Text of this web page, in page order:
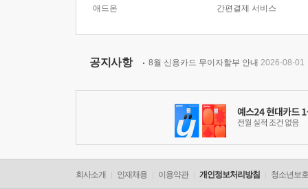
애드온
간편결제 서비스
공지사항 8월 신용카드 무이자할부 안내 2026-08-01
회사소개 인재채용 이용약관 개인정보처리방침 청소년보